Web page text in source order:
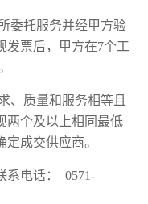
委托服务并经甲方验
发票后，甲方在7个工
、质量和服务相等且
两个及以上相同最低
成交供应商。
系电话：
0571-